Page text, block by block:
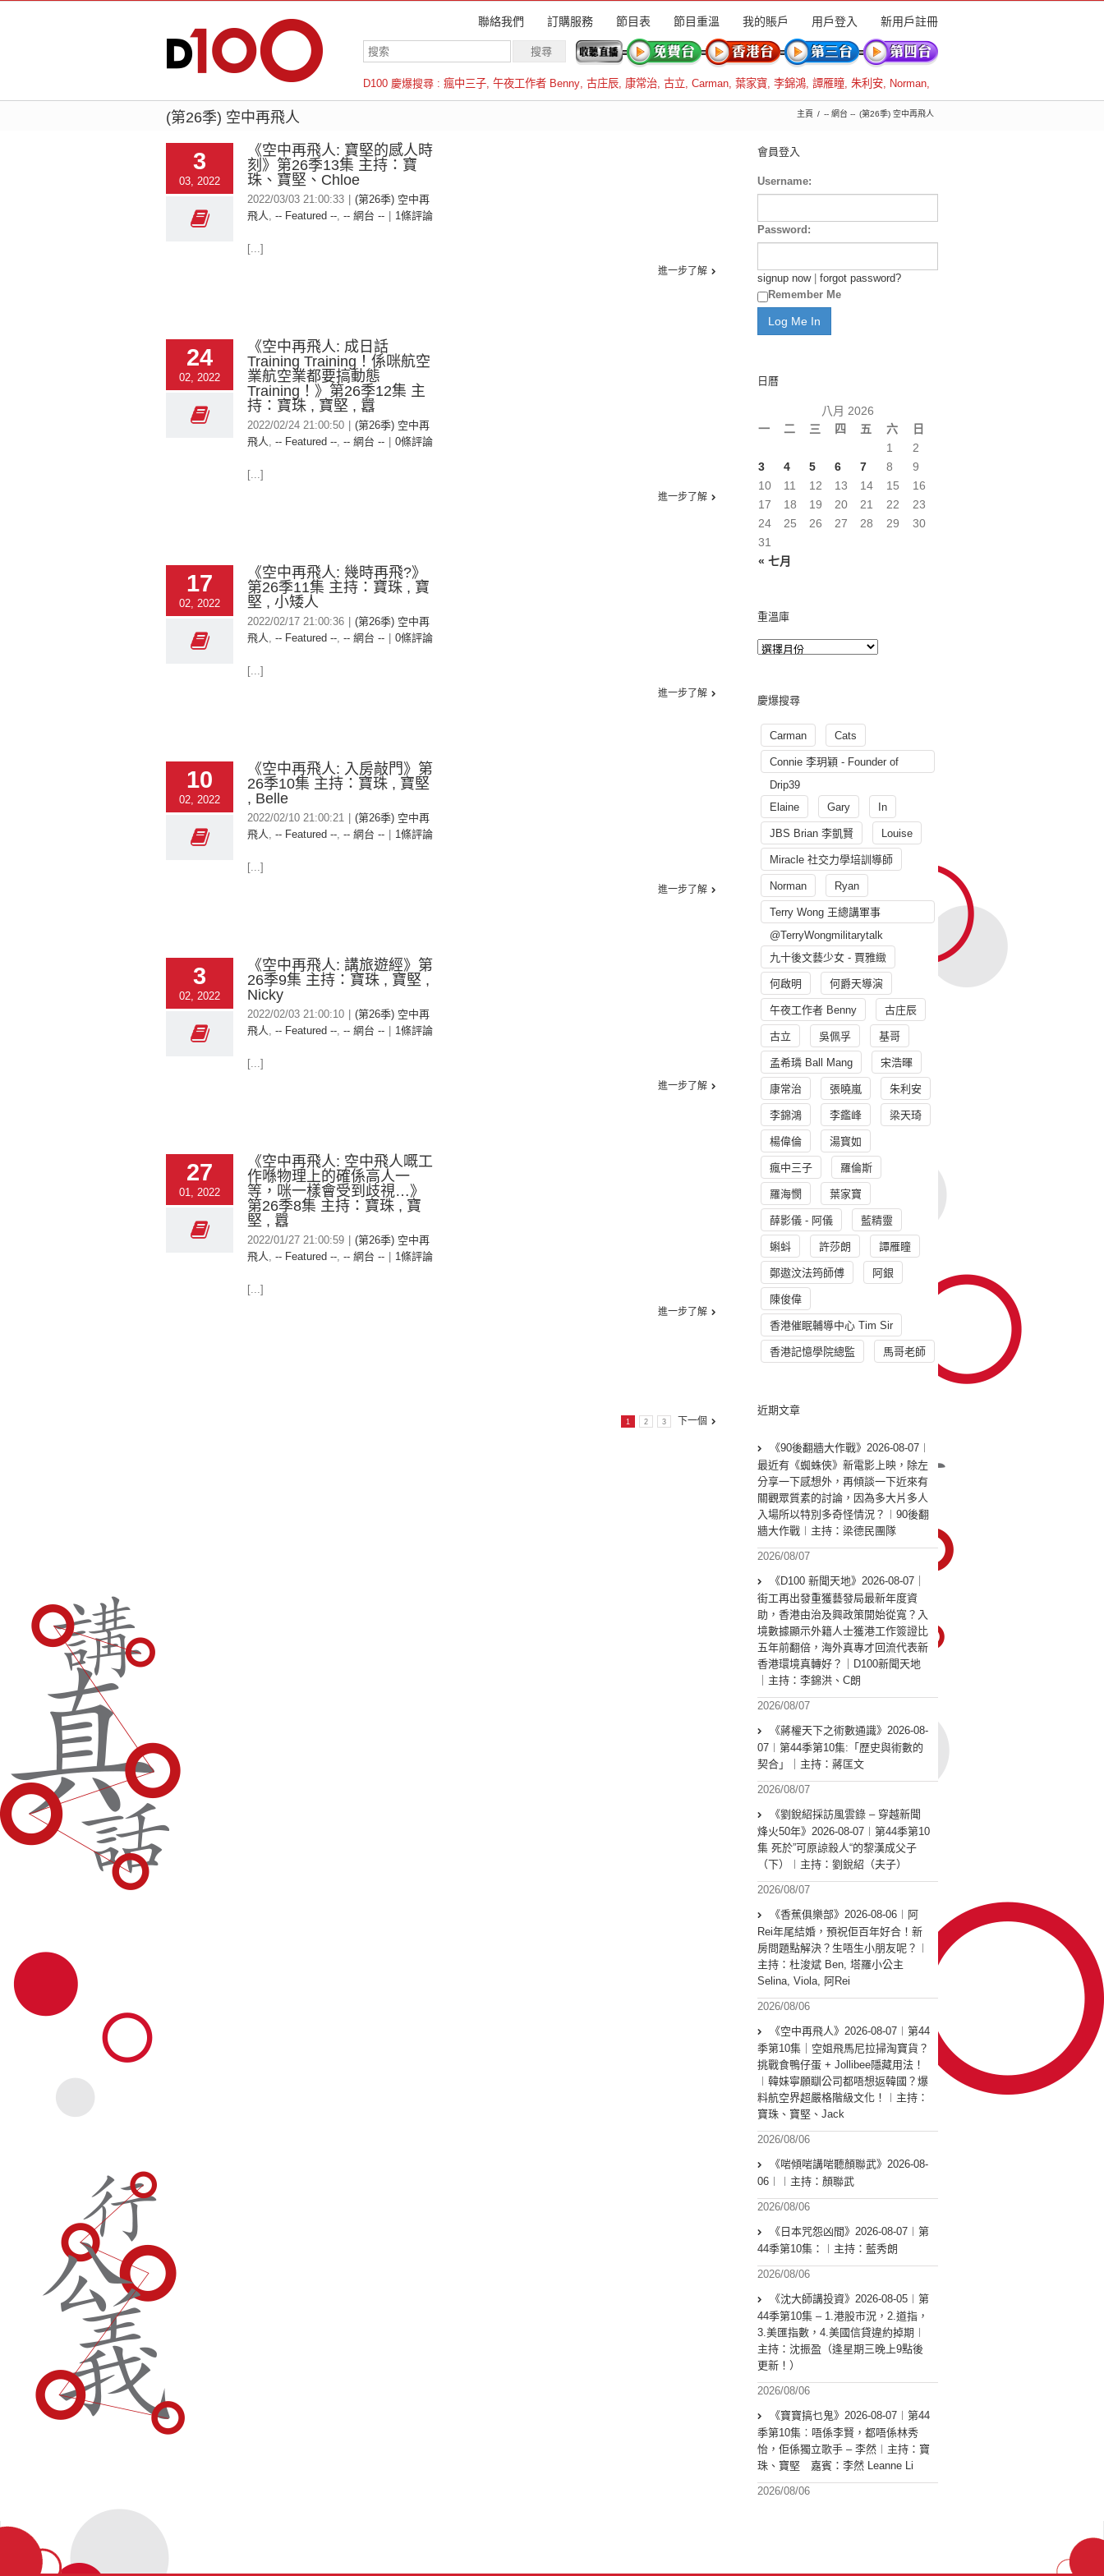
聯絡我們 訂購服務 節目表 節目重溫 我的賬戶 用戶登入 新用戶註冊
D100 慶爆搜尋 : 瘋中三子, 午夜工作者 Benny, 古庄辰, 康常治, 古立, Carman, 葉家寶, 李錦鴻, 譚雁瞳, 朱利安, Norman,
羅倫斯
(第26季) 空中再飛人 主頁 -- 網台 -- (第26季) 空中再飛人
3
03, 2022
《空中再飛人: 寶堅的感人時
刻》第26季13集 主持：寶
珠、寶堅、Chloe
2022/03/03 21:00:33
(第26季) 空中再
飛人, -- Featured --, -- 網台 -- 1條評論
[...]
進一步了解
24
02, 2022
《空中再飛人: 成日話
Training Training！係咪航空
業航空業都要搞動態
Training！》第26季12集 主
持：寶珠 , 寶堅 , 囂
2022/02/24 21:00:50
(第26季) 空中再
飛人, -- Featured --, -- 網台 -- 0條評論
[...]
進一步了解
17
02, 2022
《空中再飛人: 幾時再飛?》
第26季11集 主持：寶珠 , 寶
堅 , 小矮人
2022/02/17 21:00:36
(第26季) 空中再
飛人, -- Featured --, -- 網台 -- 0條評論
[...]
進一步了解
10
02, 2022
《空中再飛人: 入房敲門》第
26季10集 主持：寶珠 , 寶堅
, Belle
2022/02/10 21:00:21
(第26季) 空中再
飛人, -- Featured --, -- 網台 -- 1條評論
[...]
進一步了解
3
02, 2022
《空中再飛人: 講旅遊經》第
26季9集 主持：寶珠 , 寶堅 ,
Nicky
2022/02/03 21:00:10
(第26季) 空中再
飛人, -- Featured --, -- 網台 -- 1條評論
[...]
進一步了解
27
01, 2022
《空中再飛人: 空中飛人嘅工
作喺物理上的確係高人一
等，咪一樣會受到歧視…》
第26季8集 主持：寶珠 , 寶
堅 , 囂
2022/01/27 21:00:59
(第26季) 空中再
飛人, -- Featured --, -- 網台 -- 1條評論
[...]
進一步了解
1 2 3 下一個
會員登入
Username:
Password:
signup now| forgot password?
Remember Me
日曆
八月 2026
一
二 三 四 五 六 日
« 七月
1
2
3
4 5 6 7 8
9
10
11 12 13 14 15
16
17
18 19 20 21 22
23
24
25 26 27 28 29
30
31
重溫庫
慶爆搜尋
Carman Cats
Connie 李玥穎 - Founder of
Drip39
Elaine
Gary In
JBS Brian 李凱賢 Louise
Miracle 社交力學培訓導師
Norman Ryan
Terry Wong 王總講軍事
@TerryWongmilitarytalk
九十後文藝少女 - 賈雅緻
何啟明 何爵天導演
午夜工作者 Benny 古庄辰
古立 吳佩孚 基哥
孟希璘 Ball Mang 宋浩暉
康常治 張曉嵐 朱利安
李錦鴻 李鑑峰 梁天琦
楊偉倫 湯寳如
瘋中三子 羅倫斯
羅海憫 葉家寶
薛影儀 - 阿儀 藍精靈
蝌蚪 許莎朗 譚雁瞳
鄭遨汶法筠師傅 阿銀
陳俊偉
香港催眠輔導中心 Tim Sir
香港記憶學院總監 馬哥老師
近期文章
《90後翻牆大作戰》2026-08-07︱
最近有《蜘蛛俠》新電影上映，除左
分享一下感想外，再傾談一下近來有
關觀眾質素的討論，因為多大片多人
入場所以特別多奇怪情況？︱90後翻
牆大作戰︱主持：梁德民團隊
2026/08/07
《D100 新聞天地》2026-08-07｜
街工再出發重獲藝發局最新年度資
助，香港由治及興政策開始從寬？入
境數據顯示外籍人士獲港工作簽證比
五年前翻倍，海外真專才回流代表新
香港環境真轉好？｜D100新聞天地
｜主持：李錦洪、C朗
2026/08/07
《蔣權天下之術數通識》2026-08-
07︱第44季第10集:「歴史與術數的
契合」｜主持：蔣匡文
2026/08/07
《劉銳紹採訪風雲錄 – 穿越新聞
烽火50年》2026-08-07︱第44季第10
集 死於”可原諒殺人“的黎漢成父子
（下）︱主持：劉銳紹（夫子）
2026/08/07
《香蕉俱樂部》2026-08-06︱阿
Rei年尾結婚，預祝佢百年好合！新
房問題點解決？生唔生小朋友呢？︱
主持：杜浚斌 Ben, 塔羅小公主
Selina, Viola, 阿Rei
2026/08/06
《空中再飛人》2026-08-07︱第44
季第10集｜空姐飛馬尼拉掃淘寶貨？
挑戰食鴨仔蛋 + Jollibee隱藏用法！
︱韓妹寧願瞓公司都唔想返韓國？爆
料航空界超嚴格階級文化！︱主持：
寶珠、寶堅、Jack
2026/08/06
《啱傾啱講啱聽顏聯武》2026-08-
06︱︱主持：顏聯武
2026/08/06
《日本咒怨凶間》2026-08-07︱第
44季第10集：︱主持：藍秀朗
2026/08/06
《沈大師講投資》2026-08-05︱第
44季第10集 – 1.港股市況，2.道指，
3.美匯指數，4.美國信貸違約掉期︱
主持：沈振盈（逢星期三晚上9點後
更新！）
2026/08/06
《寶寶搞乜鬼》2026-08-07︱第44
季第10集︰唔係李賢，都唔係林秀
怡，佢係獨立歌手 – 李然︱主持：寶
珠、寶堅 嘉賓：李然 Leanne Li
2026/08/06